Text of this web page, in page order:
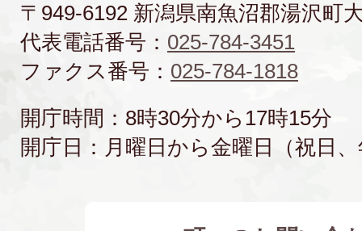
〒949-6192 新潟県南魚沼郡湯沢町
代表電話番号： 025-784-3451
ファクス番号： 025-784-1818
開庁時間：8時30分から17時15分
開庁日：月曜日から金曜日（祝日